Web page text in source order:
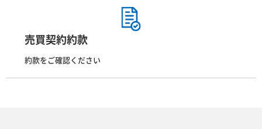
売買契約約款
約款をご確認ください